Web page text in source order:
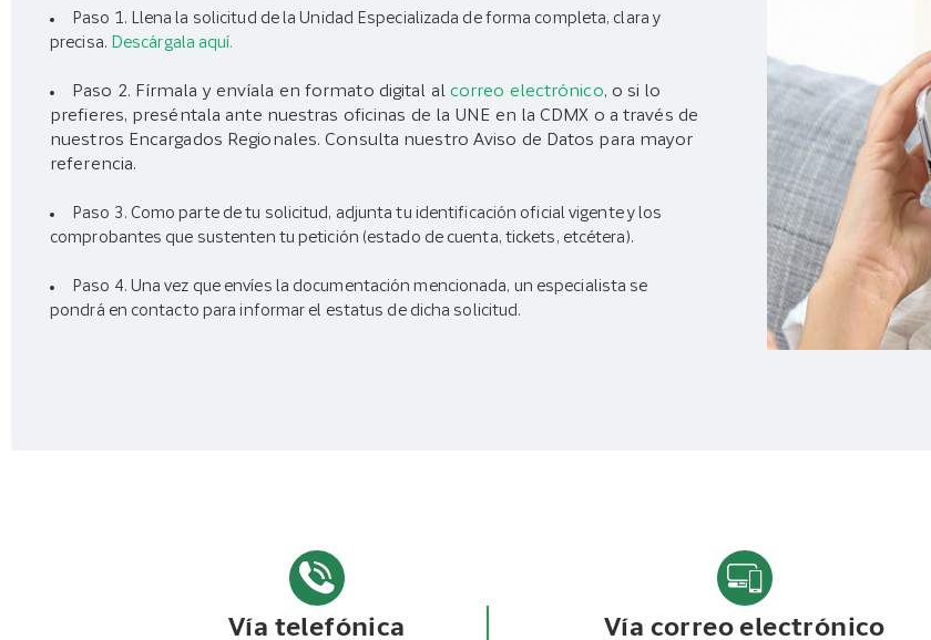
Paso 1. Llena la solicitud de la Unidad Especializada de forma completa, clara y
precisa. Descárgala aquí.
Paso 2. Fírmala y envíala en formato digital al correo electrónico, o si lo
prefieres, preséntala ante nuestras oficinas de la UNE en la CDMX o a través de
nuestros Encargados Regionales. Consulta nuestro Aviso de Datos para mayor
referencia.
Paso 3. Como parte de tu solicitud, adjunta tu identificación oficial vigente y los
comprobantes que sustenten tu petición (estado de cuenta, tickets, etcétera).
Paso 4. Una vez que envíes la documentación mencionada, un especialista se
pondrá en contacto para informar el estatus de dicha solicitud.
Vía telefónica Vía correo electrónico